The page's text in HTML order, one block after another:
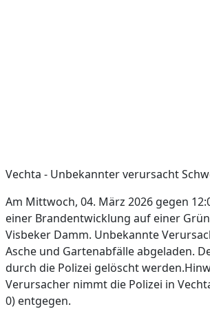
Vechta - Unbekannter verursacht
Am Mittwoch, 04. März 2026 gegen
einer Brandentwicklung auf einer
Visbeker Damm. Unbekannte
Asche und Gartenabfälle abgeladen.
durch die Polizei gelöscht
Verursacher nimmt die Polizei in
0) entgegen.